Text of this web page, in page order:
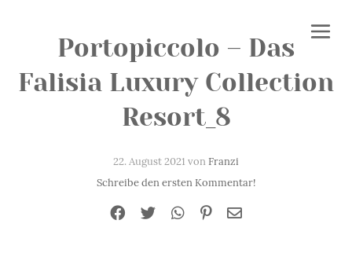
Portopiccolo – Das
Falisia Luxury Collection
Resort_8
22. August 2021 vonFranzi
Schreibe den ersten Kommentar!